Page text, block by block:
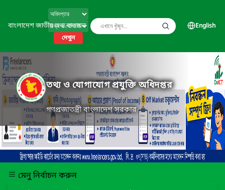
বাংলাদেশ জাতীয় তথ্য বাতায়ন
দেখুন
English
তথ্য ও যোগাযোগ প্রযুক্তি অধিদপ্তর
গণপ্রজাতন্ত্রী বাংলাদেশ সরকার
মেনু নির্বাচন করুন